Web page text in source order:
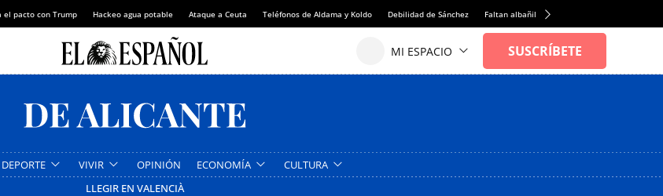
el pacto con Trump Hackeo agua potable Ataque a Ceuta Teléfonos de Aldama y Koldo Debilidad de Sánchez Faltan albañiles
DEPORTE VIVIR OPINIÓN ECONOMÍA
CULTURA
LLEGIR EN VALENCIÀ